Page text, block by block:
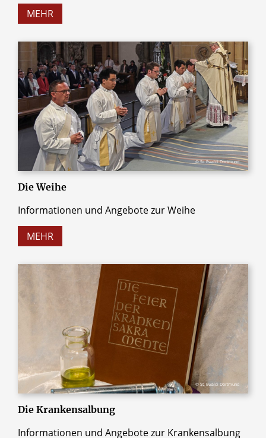
MEHR
© St. Ewaldi Dortmund
Die Weihe
Informationen und Angebote zur Weihe
MEHR
© St. Ewaldi Dortmund
Die Krankensalbung
Informationen und Angebote zur Krankensalbung